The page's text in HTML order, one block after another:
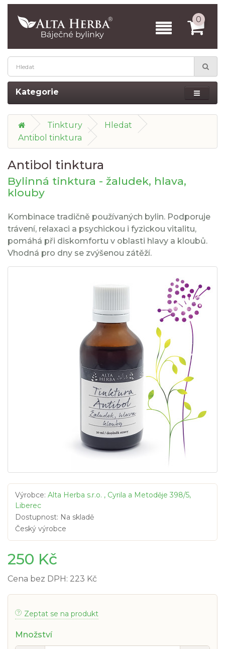
0
Kategorie
Tinktury
Hledat
Antibol tinktura
Antibol tinktura
Bylinná tinktura - žaludek, hlava,
klouby
Kombinace tradičně používaných bylin. Podporuje
trávení, relaxaci a psychickou i fyzickou vitalitu,
pomáhá při diskomfortu v oblasti hlavy a kloubů.
Vhodná pro dny se zvýšenou zátěží.
Výrobce: Alta Herba s.r.o. , Cyrila a Metoděje 398/5,
Liberec
Dostupnost: Na skladě
Český výrobce
250 Kč
Cena bez DPH: 223 Kč
Zeptat se na produkt
Množství